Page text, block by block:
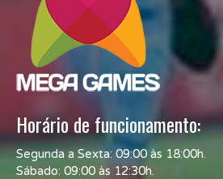
Horário de funcionamento:
Segunda a Sexta: 09:00 às 18:00h.
Sábado: 09:00 às 12:30h.